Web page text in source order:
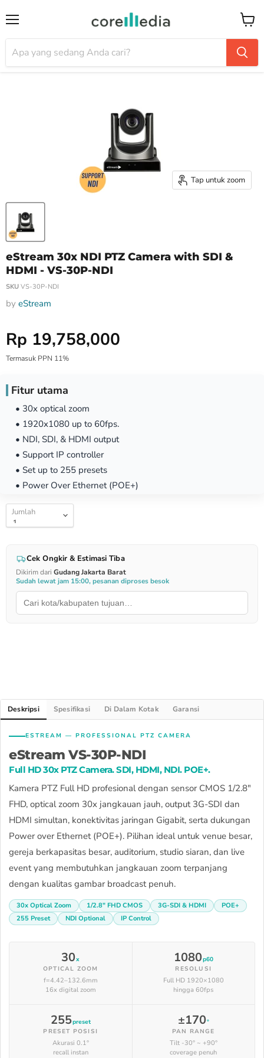
Tap untuk zoom
eStream 30x NDI PTZ Camera with SDI &
HDMI - VS-30P-NDI
SKU VS-30P-NDI
by eStream
Harga Special
Rp 19,758,000
Termasuk PPN 11%
Fitur utama
• 30x optical zoom
• 1920x1080 up to 60fps.
• NDI, SDI, & HDMI output
• Support IP controller
• Set up to 255 presets
• Power Over Ethernet (POE+)
Jumlah
Cek Ongkir & Estimasi Tiba
Dikirim dari Gudang Jakarta Barat
Sudah lewat jam 15:00, pesanan diproses besok
Deskripsi Spesifikasi Di Dalam Kotak Garansi
ESTREAM — PROFESSIONAL PTZ CAMERA
eStream VS-30P-NDI
Full HD 30x PTZ Camera. SDI, HDMI, NDI. POE+.
Kamera PTZ Full HD profesional dengan sensor CMOS 1/2.8"
FHD, optical zoom 30x jangkauan jauh, output 3G-SDI dan
HDMI simultan, konektivitas jaringan Gigabit, serta dukungan
Power over Ethernet (POE+). Pilihan ideal untuk venue besar,
gereja berkapasitas besar, auditorium, studio siaran, dan live
event yang membutuhkan jangkauan zoom terpanjang
dengan kualitas gambar broadcast penuh.
30x Optical Zoom 1/2.8" FHD CMOS 3G-SDI & HDMI
POE+
255 Preset
NDI Optional IP Control
30x
OPTICAL ZOOM
f=4.42–132.6mm
16x digital zoom
1080p60
RESOLUSI
Full HD 1920×1080
hingga 60fps
255preset
PRESET POSISI
Akurasi 0.1°
recall instan
±170°
PAN RANGE
Tilt -30° ~ +90°
coverage penuh